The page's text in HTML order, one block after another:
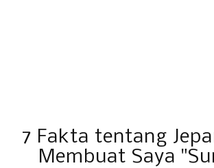
7 Fakta tentang
Membuat Saya